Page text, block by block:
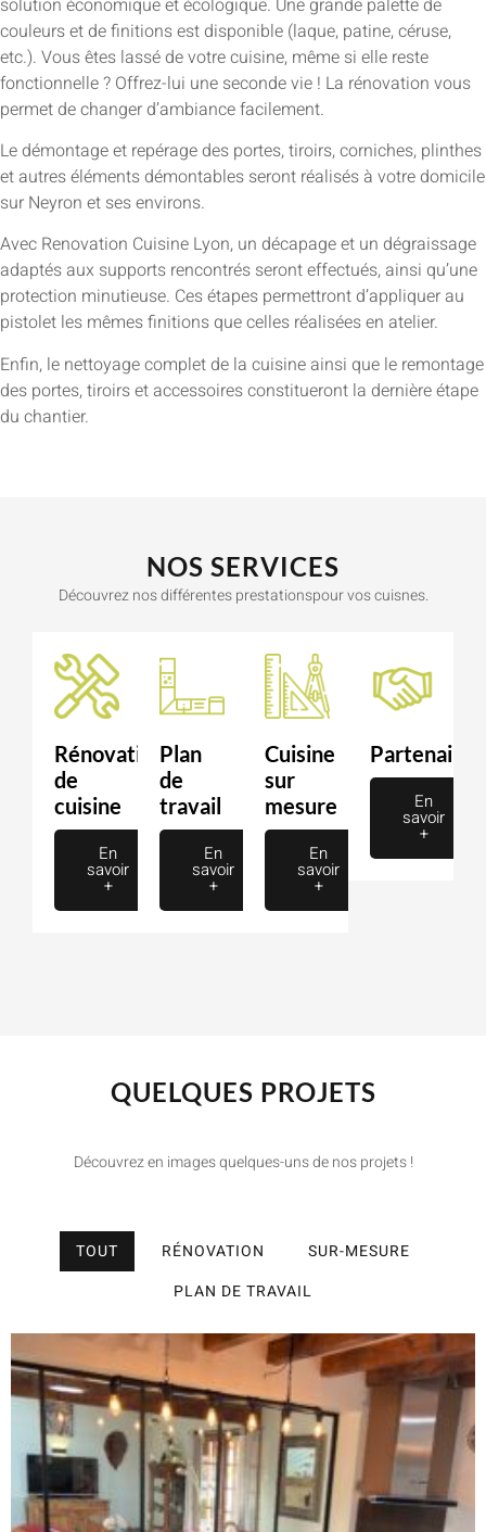
couleurs et de finitions est disponible (laque, patine, céruse,
etc.). Vous êtes lassé de votre cuisine, même si elle reste
fonctionnelle ? Offrez-lui une seconde vie ! La rénovation vous
permet de changer d’ambiance facilement.
Le démontage et repérage des portes, tiroirs, corniches, plinthes
et autres éléments démontables seront réalisés à votre domicile
sur Neyron et ses environs.
Avec Renovation Cuisine Lyon, un décapage et un dégraissage
adaptés aux supports rencontrés seront effectués, ainsi qu’une
protection minutieuse. Ces étapes permettront d’appliquer au
pistolet les mêmes finitions que celles réalisées en atelier.
Enfin, le nettoyage complet de la cuisine ainsi que le remontage
des portes, tiroirs et accessoires constitueront la dernière étape
du chantier.
NOS SERVICES
Découvrez nos différentes prestationspour vos cuisnes.
Rénovation
de
cuisine
En
savoir
+
Plan
de
travail
En
savoir
+
Cuisine
sur
mesure
En
savoir
+
Partenaire
En
savoir
+
QUELQUES PROJETS
Découvrez en images quelques-uns de nos projets !
TOUT RÉNOVATION
SUR-MESURE
PLAN DE TRAVAIL